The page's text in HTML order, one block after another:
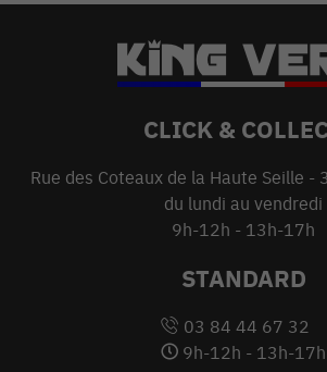
CLICK &
Rue des Coteaux de la Haute Seille -
du lundi au vendredi
9h-12h - 13h-17h
STANDARD
03 84 44 67 32
9h-12h - 13h-17h